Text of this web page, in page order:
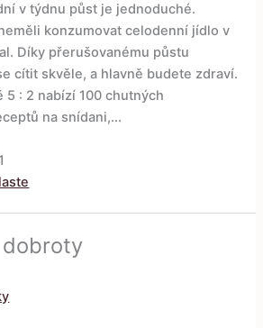
v týdnu půst je jednoduché.
konzumovat celodenní jídlo v
Díky přerušovanému půstu
cítit skvěle, a hlavně budete zdraví.
5 : 2 nabízí 100 chutných
na snídani,...